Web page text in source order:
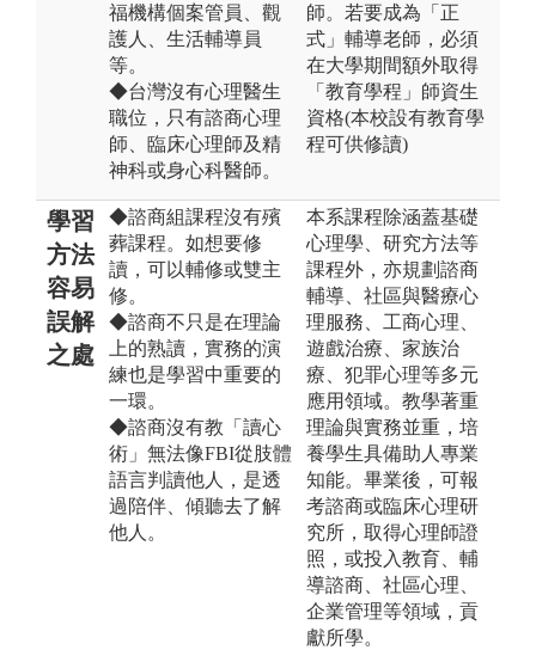
福機構個案管員、觀
護人、生活輔導員
等。
◆台灣沒有心理醫生
職位，只有諮商心理
師、臨床心理師及精
神科或身心科醫師。
師。若要成為「正
式」輔導老師，必須
在大學期間額外取得
「教育學程」師資生
資格(本校設有教育學
程可供修讀)
學習
方法
容易
誤解
之處
◆諮商組課程沒有殯
葬課程。如想要修
讀，可以輔修或雙主
修。
◆諮商不只是在理論
上的熟讀，實務的演
練也是學習中重要的
一環。
◆諮商沒有教「讀心
術」無法像FBI從肢體
語言判讀他人，是透
過陪伴、傾聽去了解
他人。
本系課程除涵蓋基礎
心理學、研究方法等
課程外，亦規劃諮商
輔導、社區與醫療心
理服務、工商心理、
遊戲治療、家族治
療、犯罪心理等多元
應用領域。教學著重
理論與實務並重，培
養學生具備助人專業
知能。畢業後，可報
考諮商或臨床心理研
究所，取得心理師證
照，或投入教育、輔
導諮商、社區心理、
企業管理等領域，貢
獻所學。